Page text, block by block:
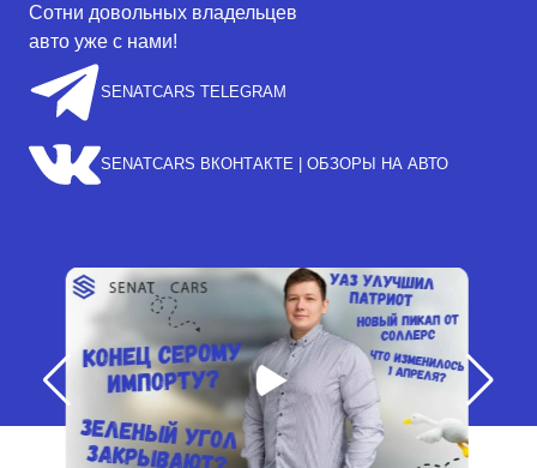
Сотни довольных владельцев
авто уже с нами!
SENATCARS TELEGRAM
SENATCARS ВКОНТАКТЕ | ОБЗОРЫ НА АВТО